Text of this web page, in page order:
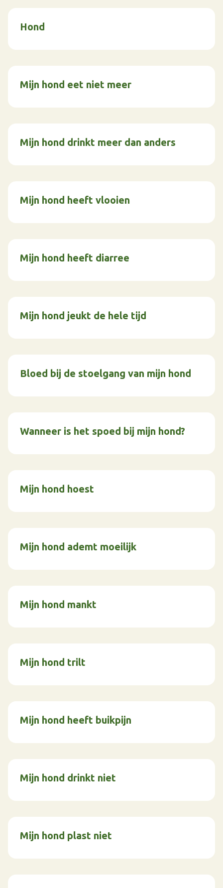
Hond
Mijn hond eet niet meer
Mijn hond drinkt meer dan anders
Mijn hond heeft vlooien
Mijn hond heeft diarree
Mijn hond jeukt de hele tijd
Bloed bij de stoelgang van mijn hond
Wanneer is het spoed bij mijn hond?
Mijn hond hoest
Mijn hond ademt moeilijk
Mijn hond mankt
Mijn hond trilt
Mijn hond heeft buikpijn
Mijn hond drinkt niet
Mijn hond plast niet